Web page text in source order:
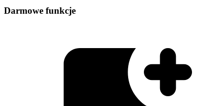
Darmowe funkcje